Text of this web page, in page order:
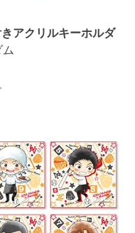
アクリルキーホルダ